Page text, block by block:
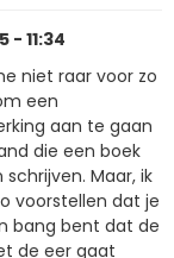
- 11:34
niet raar voor zo
een
aan te gaan
die een boek
Maar, ik
voorstellen dat je
bang bent dat de
de eer gaat